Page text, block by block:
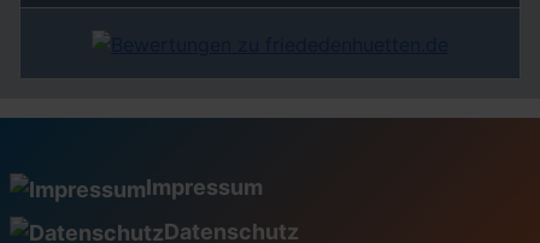
Impressum
Datenschutz